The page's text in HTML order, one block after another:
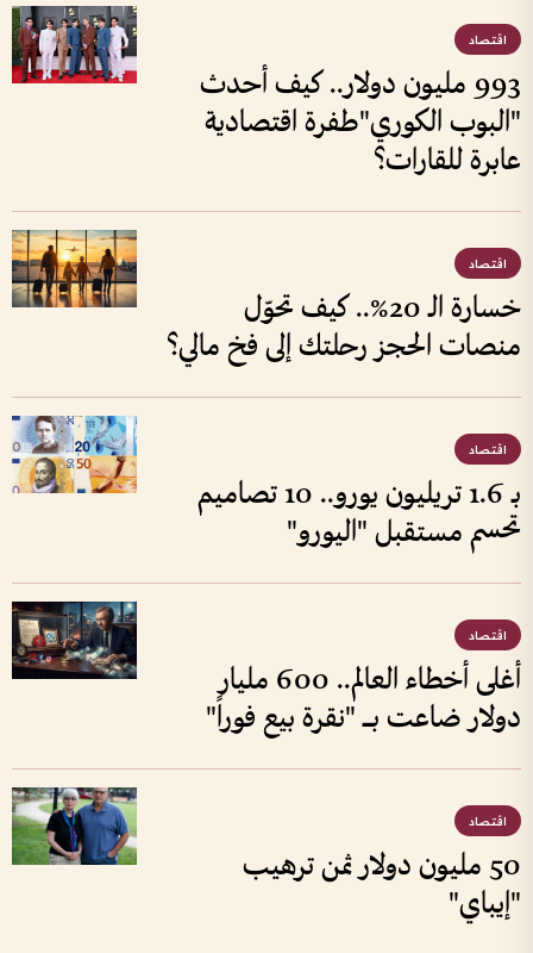
اقتصاد
993 مليون دولار.. كيف أحدث
"البوب الكوري"طفرة اقتصادية
عابرة للقارات؟
اقتصاد
خسارة الـ 20%.. كيف تحوّل
منصات الحجز رحلتك إلى فخ مالي؟
اقتصاد
بـ 1.6 تريليون يورو.. 10 تصاميم
تحسم مستقبل "اليورو"
اقتصاد
أغلى أخطاء العالم.. 600 مليار
دولار ضاعت بــــ "نقرة بيع فوراً"
اقتصاد
50 مليون دولار ثمن ترهيب
"إيباي"